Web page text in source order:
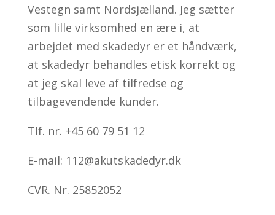
Vestegn samt Nordsjælland. Jeg sætter
som lille virksomhed en ære i, at
arbejdet med skadedyr er et håndværk,
at skadedyr behandles etisk korrekt og
at jeg skal leve af tilfredse og
tilbagevendende kunder.
Tlf. nr. +45 60 79 51 12
E-mail: 112@akutskadedyr.dk
CVR. Nr. 25852052